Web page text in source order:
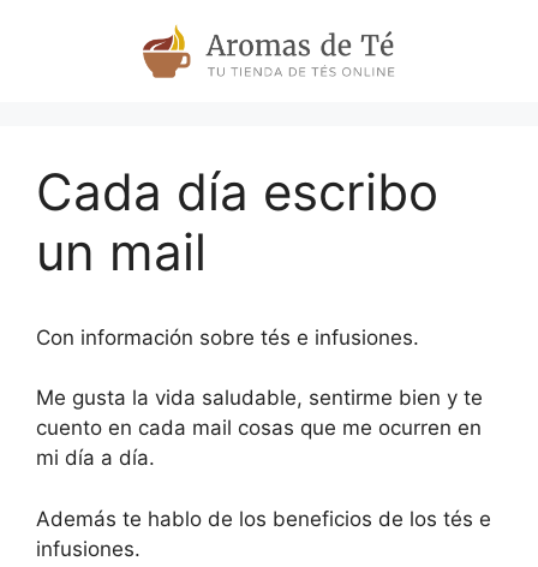
Cada día escribo
un mail
Con información sobre tés e infusiones.
Me gusta la vida saludable, sentirme bien y te
cuento en cada mail cosas que me ocurren en
mi día a día.
Además te hablo de los beneficios de los tés e
infusiones.